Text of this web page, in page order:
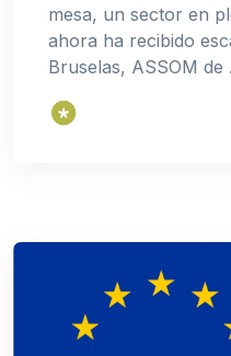
mesa, un sector en
ahora ha recibido
Bruselas, ASSOM de